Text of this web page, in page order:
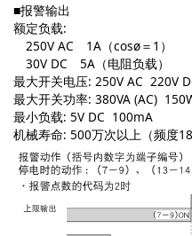
■报警输出
额定负载:
250V AC 1A（cosø＝1）
30V DC 5A（电阻负载）
最大开关电压: 250V AC 220V
最大开关功率: 380VA (AC)
最小负载: 5V DC 100mA
机械寿命: 500万次以上（频度